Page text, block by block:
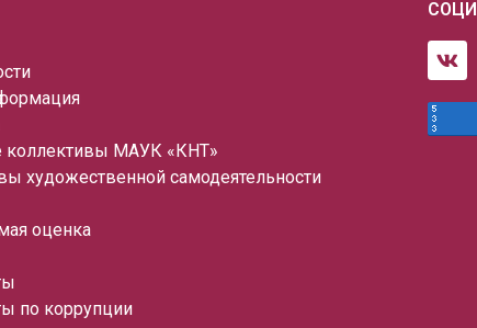
коллективы МАУК «КНТ»
художественной самодеятельности
оценка
по коррупции